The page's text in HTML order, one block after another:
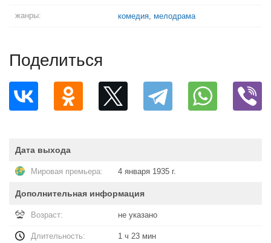
жанры: комедия, мелодрама
Поделиться
Дата выхода
Мировая премьера: 4 января 1935 г.
Дополнительная информация
Возраст: не указано
Длительность: 1 ч 23 мин